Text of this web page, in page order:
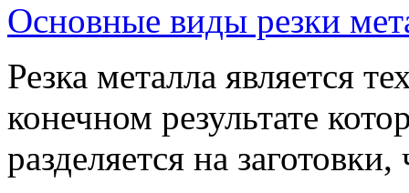
Основные виды резки
Резка металла является
конечном результате
разделяется на